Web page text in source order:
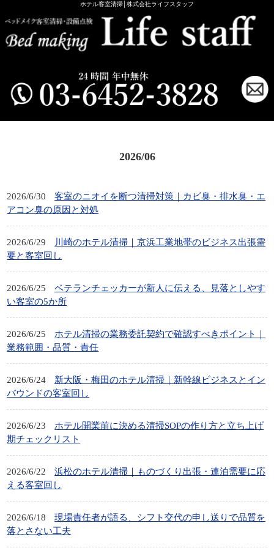
ホテル客室清掃│株式会社ライフスタッフ
2026/06
2026/6/30
客室のニオイを断つ清掃対策｜カビ臭・排水臭・エ
アコン臭の原因と対処
2026/6/29
川崎のホテル清掃｜京浜工業地帯のビジネス出張需
要と客室回し
2026/6/25
ベテランチェッカーが新人に伝える、見落としやす
い客室の5か所
2026/6/25
ホテル清掃の業務委託契約で確認すべきポイント｜
業務範囲・品質・責任
2026/6/24
新大阪・梅田のホテル清掃｜新幹線ビジネスとイン
バウンドの客室回し
2026/6/23
ホテル開業前に決める清掃SOPの作り方と立ち上げ
期チェックリスト
2026/6/22
浜松のホテル清掃｜ものづくり出張・連泊需要に応
える客室回し
2026/6/18
現場責任者が語る、シフト交代の申し送りで品質を
落とさない工夫